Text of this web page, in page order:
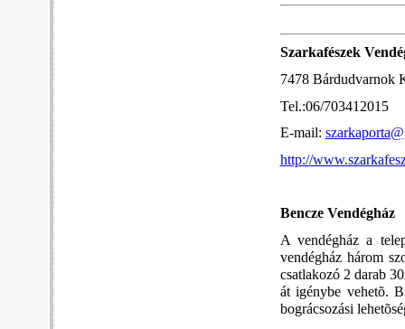
Szarkafészek
7478 Bárdudvarnok
Tel.:06/703412015
E-mail:
http://
Bencze Vendégház
A vendégház a
vendégház három
csatlakozó 2 darab
át igénybe vehetõ.
bográcsozási